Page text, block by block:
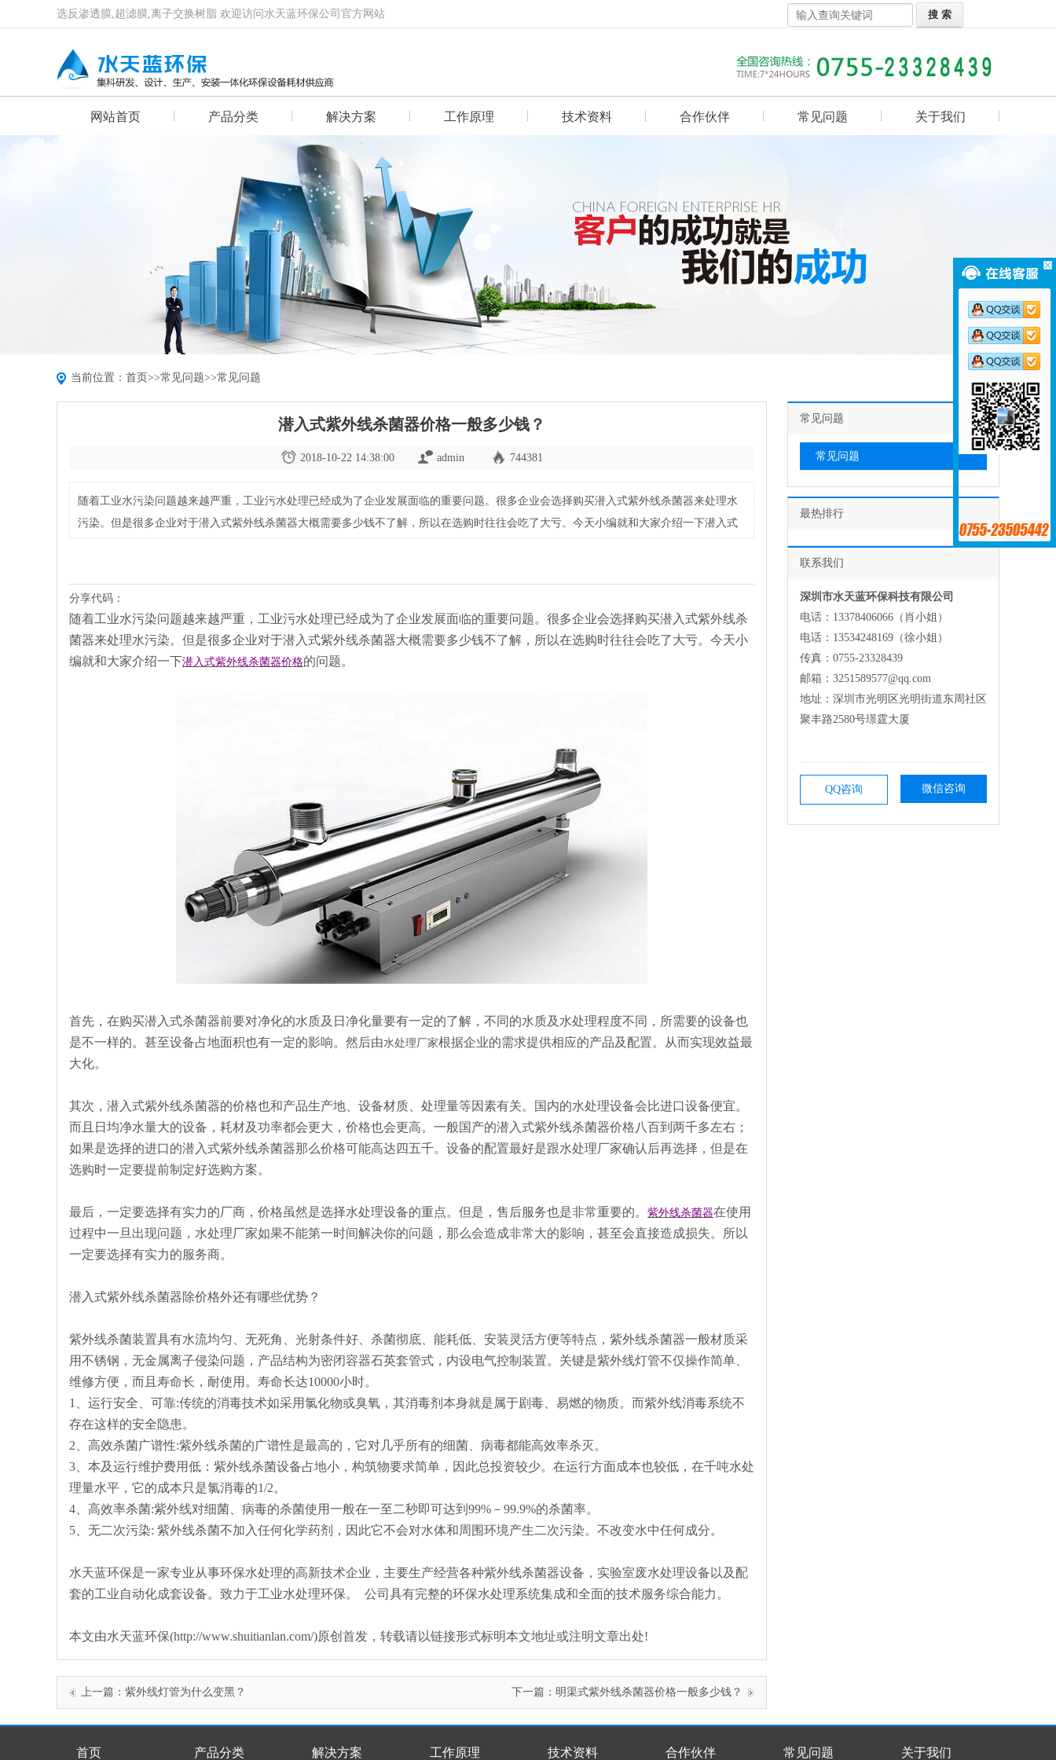
选反渗透膜,超滤膜,离子交换树脂 欢迎访问水天蓝环保公司官方网站
网站首页 产品分类 解决方案 工作原理 技术资料 合作伙伴 常见问题 关于我们
当前位置： 首页>>常见问题>>常见问题
潜入式紫外线杀菌器价格一般多少钱？
2018-10-22 14:38:00 admin 744381
随着工业水污染问题越来越严重，工业污水处理已经成为了企业发展面临的重要问题。很多企业会选择购买潜入式紫外线杀菌器来处理水
污染。但是很多企业对于潜入式紫外线杀菌器大概需要多少钱不了解，所以在选购时往往会吃了大亏。今天小编就和大家介绍一下潜入式
分享代码：
随着工业水污染问题越来越严重，工业污水处理已经成为了企业发展面临的重要问题。很多企业会选择购买潜入式紫外线杀
菌器来处理水污染。但是很多企业对于潜入式紫外线杀菌器大概需要多少钱不了解，所以在选购时往往会吃了大亏。今天小
编就和大家介绍一下潜入式紫外线杀菌器价格的问题。
首先，在购买潜入式杀菌器前要对净化的水质及日净化量要有一定的了解，不同的水质及水处理程度不同，所需要的设备也
是不一样的。甚至设备占地面积也有一定的影响。然后由水处理厂家根据企业的需求提供相应的产品及配置。从而实现效益最
大化。
其次，潜入式紫外线杀菌器的价格也和产品生产地、设备材质、处理量等因素有关。国内的水处理设备会比进口设备便宜。
而且日均净水量大的设备，耗材及功率都会更大，价格也会更高。一般国产的潜入式紫外线杀菌器价格八百到两千多左右；
如果是选择的进口的潜入式紫外线杀菌器那么价格可能高达四五千。设备的配置最好是跟水处理厂家确认后再选择，但是在
选购时一定要提前制定好选购方案。
最后，一定要选择有实力的厂商，价格虽然是选择水处理设备的重点。但是，售后服务也是非常重要的。 紫外线杀菌器在使用
过程中一旦出现问题，水处理厂家如果不能第一时间解决你的问题，那么会造成非常大的影响，甚至会直接造成损失。所以
一定要选择有实力的服务商。
潜入式紫外线杀菌器除价格外还有哪些优势？
紫外线杀菌装置具有水流均匀、无死角、光射条件好、杀菌彻底、能耗低、安装灵活方便等特点，紫外线杀菌器一般材质采
用不锈钢，无金属离子侵染问题，产品结构为密闭容器石英套管式，内设电气控制装置。关键是紫外线灯管不仅操作简单、
维修方便，而且寿命长，耐使用。寿命长达10000小时。
1、运行安全、可靠:传统的消毒技术如采用氯化物或臭氧，其消毒剂本身就是属于剧毒、易燃的物质。而紫外线消毒系统不
存在这样的安全隐患。
2、高效杀菌广谱性:紫外线杀菌的广谱性是最高的，它对几乎所有的细菌、病毒都能高效率杀灭。
3、本及运行维护费用低：紫外线杀菌设备占地小，构筑物要求简单，因此总投资较少。在运行方面成本也较低，在千吨水处
理量水平，它的成本只是氯消毒的1/2。
4、高效率杀菌:紫外线对细菌、病毒的杀菌使用一般在一至二秒即可达到99%－99.9%的杀菌率。
5、无二次污染: 紫外线杀菌不加入任何化学药剂，因此它不会对水体和周围环境产生二次污染。不改变水中任何成分。
水天蓝环保是一家专业从事环保水处理的高新技术企业，主要生产经营各种紫外线杀菌器设备，实验室废水处理设备以及配
套的工业自动化成套设备。致力于工业水处理环保。 公司具有完整的环保水处理系统集成和全面的技术服务综合能力。
本文由水天蓝环保(http://www.shuitianlan.com/)原创首发，转载请以链接形式标明本文地址或注明文章出处!
上一篇： 紫外线灯管为什么变黑？ 下一篇： 明渠式紫外线杀菌器价格一般多少钱？
常见问题
常见问题
最热排行
联系我们
深圳市水天蓝环保科技有限公司
电话：13378406066（肖小姐）
电话：13534248169（徐小姐）
传真：0755-23328439
邮箱：3251589577@qq.com
地址：深圳市光明区光明街道东周社区
聚丰路2580号璟霆大厦
QQ咨询 微信咨询
首页 产品分类 解决方案 工作原理 技术资料 合作伙伴 常见问题 关于我们